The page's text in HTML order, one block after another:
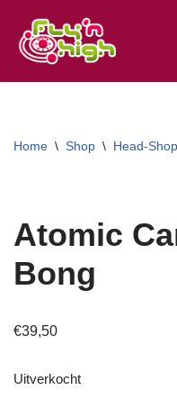
Ga
Home \ Shop \ Head-Shop
Atomic
Bong
€39,50
Uitverkocht